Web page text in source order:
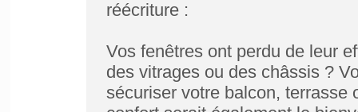
réécriture :
Vos fenêtres ont perdu de leur
des vitrages ou des châssis ?
sécuriser votre balcon, terrasse